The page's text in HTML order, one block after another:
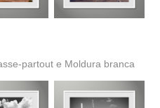
partout e Moldura branca